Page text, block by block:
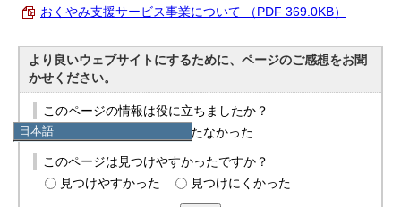
日本語
English
한국어
おくやみ支援サービス事業について （PDF 369.0KB）
より良いウェブサイトにするために、ページのご感想をお聞
かせください。
このページの情報は役に立ちましたか？
役に立たなかった
このページは見つけやすかったですか？
見つけやすかった
見つけにくかった